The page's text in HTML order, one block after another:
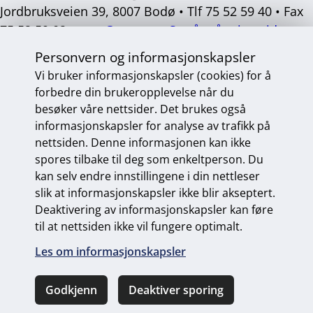
Personvern og informasjonskapsler
Vi bruker informasjonskapsler (cookies) for å
forbedre din brukeropplevelse når du
besøker våre nettsider. Det brukes også
informasjonskapsler for analyse av trafikk på
nettsiden. Denne informasjonen kan ikke
spores tilbake til deg som enkeltperson. Du
kan selv endre innstillingene i din nettleser
slik at informasjonskapsler ikke blir akseptert.
Deaktivering av informasjonskapsler kan føre
til at nettsiden ikke vil fungere optimalt.
Les om informasjonskapsler
Godkjenn Deaktiver sporing
Ring oss Kontakt oss
Jordbruksveien 39, 8007 Bodø • Tlf 75 52 59 40 • Fax
75 52 59 02 •post@mvas.no Se våre åpningstider
Sosiale
medier
Personvern og informasjonskapsler
Endre personvernsinnstillinger
Universelt utformet nettside fra Digitalt Byrå